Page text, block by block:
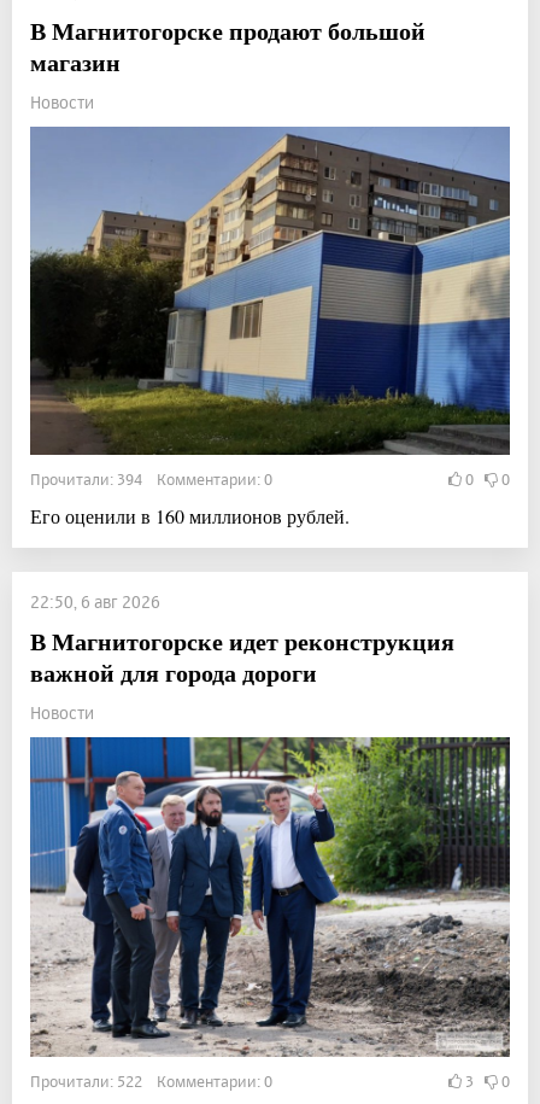
В Магнитогорске продают большой
магазин
Новости
Прочитали: 394 Комментарии: 0 0 0
Его оценили в 160 миллионов рублей.
22:50, 6 авг 2026
В Магнитогорске идет реконструкция
важной для города дороги
Новости
Прочитали: 522 Комментарии: 0 3 0